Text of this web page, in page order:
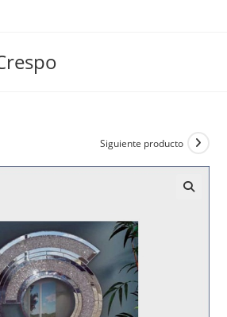
Siguiente producto